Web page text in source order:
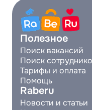
Полезное
Поиск вакансий
Поиск
Тарифы и оплата
Помощь
Raberu
Новости и статьи